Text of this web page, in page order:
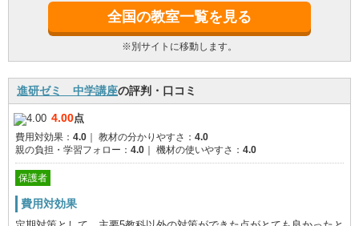
全国の教室一覧を見る
※別サイトに移動します。
進研ゼミ 中学講座の評判・口コミ
4.00点
費用対効果： 4.0 教材の分かりやすさ： 4.0
親の負担・学習フォロー： 4.0 機材の使いやすさ： 4.0
保護者
費用対効果